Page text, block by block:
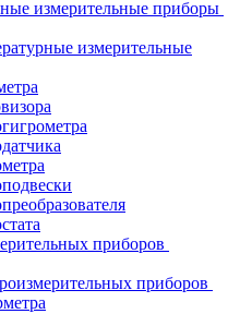
измерительные приборы
измерительные
приборов
приборов